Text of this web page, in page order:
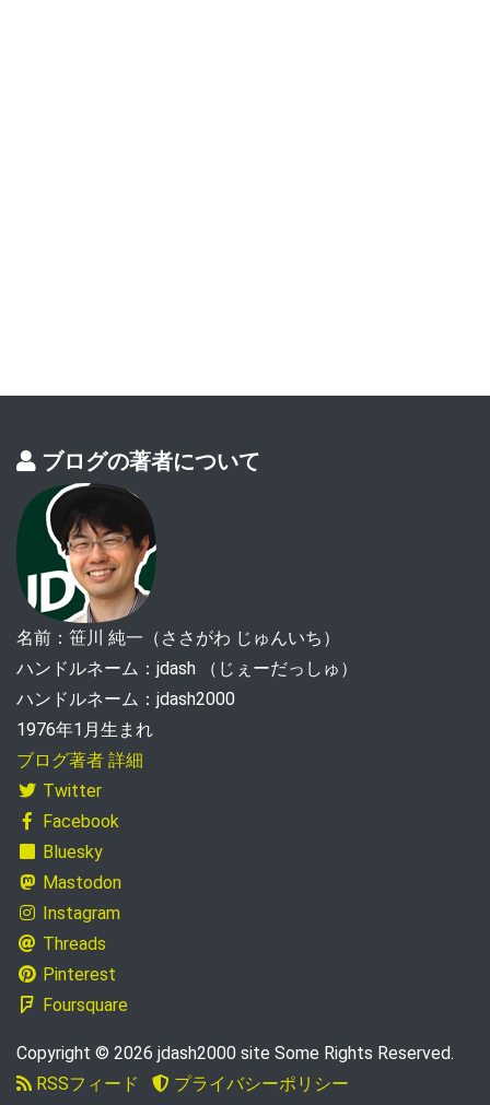
ブログの著者について
名前：笹川 純一（ささがわ じゅんいち）
ハンドルネーム：jdash （じぇーだっしゅ）
ハンドルネーム：jdash2000
1976年1月生まれ
ブログ著者 詳細
Twitter
Facebook
Bluesky
Mastodon
Instagram
Threads
Pinterest
Foursquare
Copyright © 2026 jdash2000 site Some Rights Reserved.
RSSフィード
プライバシーポリシー